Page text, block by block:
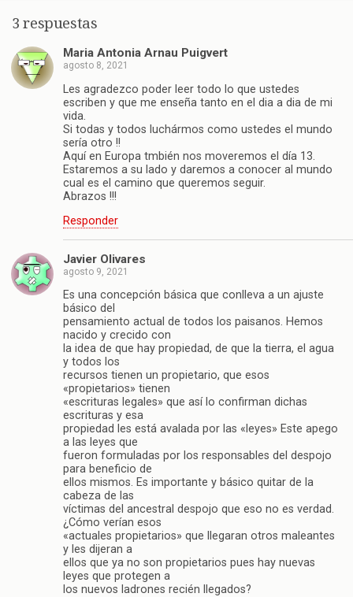
3 respuestas
Maria Antonia Arnau Puigvert
agosto 8, 2021
Les agradezco poder leer todo lo que ustedes
escriben y que me enseña tanto en el dia a dia de mi
vida.
Si todas y todos luchármos como ustedes el mundo
sería otro !!
Aquí en Europa tmbién nos moveremos el día 13.
Estaremos a su lado y daremos a conocer al mundo
cual es el camino que queremos seguir.
Abrazos !!!
Responder
Javier Olivares
agosto 9, 2021
Es una concepción básica que conlleva a un ajuste
básico del
pensamiento actual de todos los paisanos. Hemos
nacido y crecido con
la idea de que hay propiedad, de que la tierra, el agua
y todos los
recursos tienen un propietario, que esos
«propietarios» tienen
«escrituras legales» que así lo confirman dichas
escrituras y esa
propiedad les está avalada por las «leyes» Este apego
a las leyes que
fueron formuladas por los responsables del despojo
para beneficio de
ellos mismos. Es importante y básico quitar de la
cabeza de las
víctimas del ancestral despojo que eso no es verdad.
¿Cómo verían esos
«actuales propietarios» que llegaran otros maleantes
y les dijeran a
ellos que ya no son propietarios pues hay nuevas
leyes que protegen a
los nuevos ladrones recién llegados?